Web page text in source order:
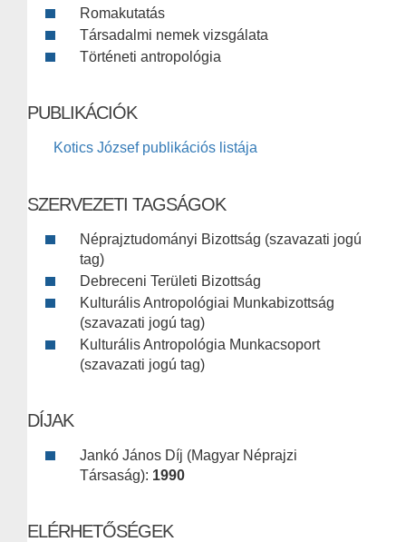
Romakutatás
Társadalmi nemek vizsgálata
Történeti antropológia
PUBLIKÁCIÓK
Kotics József publikációs listája
SZERVEZETI TAGSÁGOK
Néprajztudományi Bizottság (szavazati jogú
tag)
Debreceni Területi Bizottság
Kulturális Antropológiai Munkabizottság
(szavazati jogú tag)
Kulturális Antropológia Munkacsoport
(szavazati jogú tag)
DÍJAK
Jankó János Díj (Magyar Néprajzi
Társaság): 1990
ELÉRHETŐSÉGEK